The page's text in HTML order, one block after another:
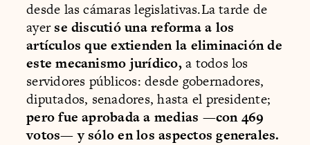
desde las cámaras legislativas.La tarde de
ayerse discutió una reforma a los
artículos que extienden la eliminación de
este mecanismo jurídico,a todos los
servidores públicos: desde gobernadores,
diputados, senadores, hasta el presidente;
pero fue aprobada a medias —con 469
votos— y sólo en los aspectos generales.